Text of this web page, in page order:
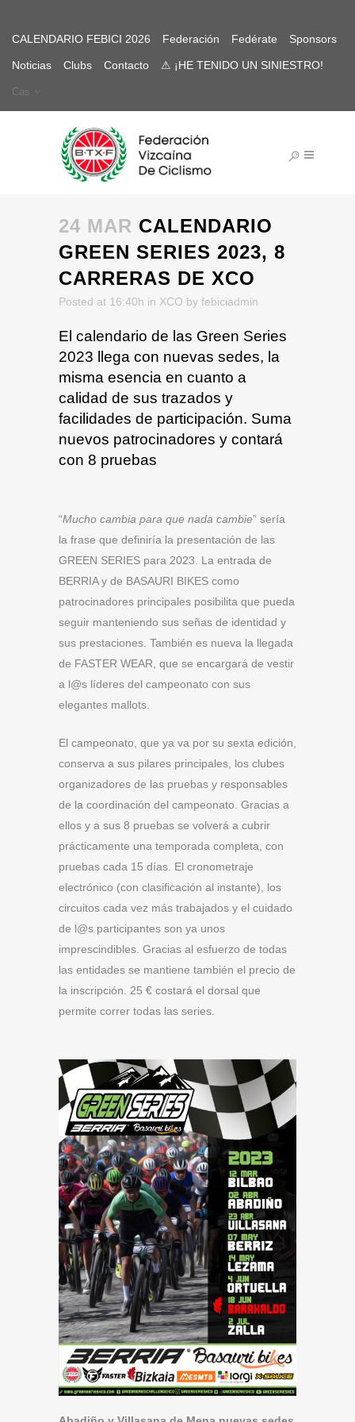
CALENDARIO FEBICI 2026 Federación Fedérate Sponsors
Noticias Clubs Contacto ⚠ ¡HE TENIDO UN SINIESTRO!
Cas
24 MAR CALENDARIO
GREEN SERIES 2023, 8
CARRERAS DE XCO
Posted at 16:40h in XCO by febiciadmin
El calendario de las Green Series
2023 llega con nuevas sedes, la
misma esencia en cuanto a
calidad de sus trazados y
facilidades de participación. Suma
nuevos patrocinadores y contará
con 8 pruebas
“Mucho cambia para que nada cambie” sería
la frase que definiría la presentación de las
GREEN SERIES para 2023. La entrada de
BERRIA y de BASAURI BIKES como
patrocinadores principales posibilita que pueda
seguir manteniendo sus señas de identidad y
sus prestaciones. También es nueva la llegada
de FASTER WEAR, que se encargará de vestir
a l@s líderes del campeonato con sus
elegantes mallots.
El campeonato, que ya va por su sexta edición,
conserva a sus pilares principales, los clubes
organizadores de las pruebas y responsables
de la coordinación del campeonato. Gracias a
ellos y a sus 8 pruebas se volverá a cubrir
prácticamente una temporada completa, con
pruebas cada 15 días. El cronometraje
electrónico (con clasificación al instante), los
circuitos cada vez más trabajados y el cuidado
de l@s participantes son ya unos
imprescindibles. Gracias al esfuerzo de todas
las entidades se mantiene también el precio de
la inscripción. 25 € costará el dorsal que
permite correr todas las series.